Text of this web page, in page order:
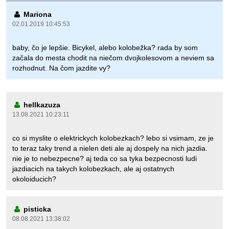
Mariona
02.01.2019 10:45:53
baby, čo je lepšie. Bicykel, alebo kolobežka? rada by som
začala do mesta chodit na niečom dvojkolesovom a neviem sa
rozhodnut. Na čom jazdite vy?
hellkazuza
13.08.2021 10:23:11
co si myslite o elektrickych kolobezkach? lebo si vsimam, ze je
to teraz taky trend a nielen deti ale aj dospely na nich jazdia.
nie je to nebezpecne? aj teda co sa tyka bezpecnosti ludi
jazdiacich na takych kolobezkach, ale aj ostatnych
okoloiducich?
pisticka
08.08.2021 13:38:02